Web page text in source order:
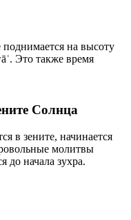
поднимается на высоту
Это также время
Солнца
в зените, начинается
молитвы
до начала зухра.